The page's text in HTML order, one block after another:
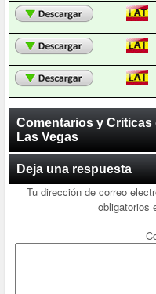
Comentarios y Criticas
Las Vegas
Deja una respuesta
Tu dirección de correo
obligatorios